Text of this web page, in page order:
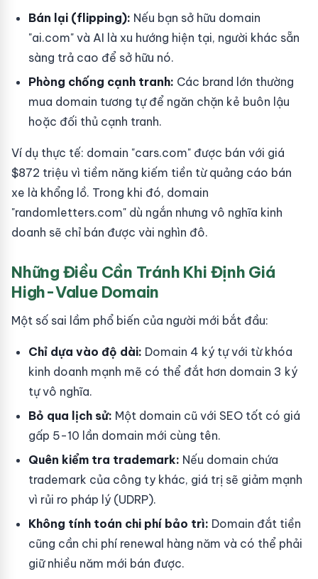
Bán lại (flipping): Nếu bạn sở hữu domain
"ai.com" và AI là xu hướng hiện tại, người khác sẵn
sàng trả cao để sở hữu nó.
Phòng chống cạnh tranh: Các brand lớn thường
mua domain tương tự để ngăn chặn kẻ buôn lậu
hoặc đối thủ cạnh tranh.
Ví dụ thực tế: domain "cars.com" được bán với giá
$872 triệu vì tiềm năng kiếm tiền từ quảng cáo bán
xe là khổng lồ. Trong khi đó, domain
"randomletters.com" dù ngắn nhưng vô nghĩa kinh
doanh sẽ chỉ bán được vài nghìn đô.
Những Điều Cần Tránh Khi Định Giá
High-Value Domain
Một số sai lầm phổ biến của người mới bắt đầu:
Chỉ dựa vào độ dài: Domain 4 ký tự với từ khóa
kinh doanh mạnh mẽ có thể đắt hơn domain 3 ký
tự vô nghĩa.
Bỏ qua lịch sử: Một domain cũ với SEO tốt có giá
gấp 5-10 lần domain mới cùng tên.
Quên kiểm tra trademark: Nếu domain chứa
trademark của công ty khác, giá trị sẽ giảm mạnh
vì rủi ro pháp lý (UDRP).
Không tính toán chi phí bảo trì: Domain đắt tiền
cũng cần chi phí renewal hàng năm và có thể phải
giữ nhiều năm mới bán được.